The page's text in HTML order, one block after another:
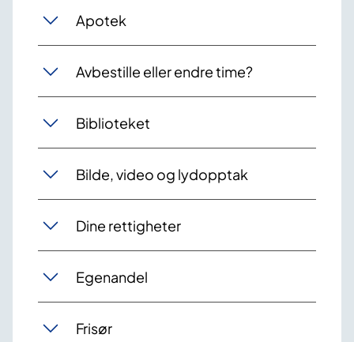
Apotek
Avbestille eller endre time?
Biblioteket
Bilde, video og lydopptak
Dine rettigheter
Egenandel
Frisør